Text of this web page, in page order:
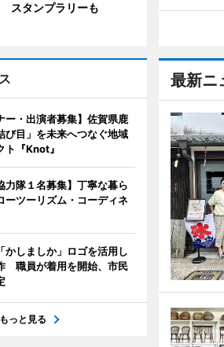
最新ニ
スタンプラリーも
ー・出演者募集】佐賀県鹿
び目」を未来へつなぐ地域
ト『Knot』
力隊１名募集】丁寧な暮ら
ーツーリズム・コーディネ
かしましか」ロゴを活用し
職員が着用を開始、市民
もっと見る